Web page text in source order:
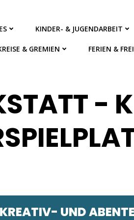
KINDER- & JUGENDARBEIT
& GREMIEN FERIEN &
-
UND